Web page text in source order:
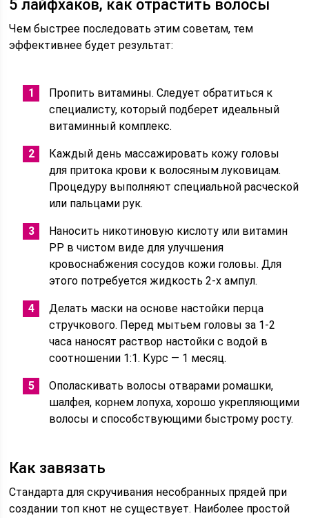
5 лайфхаков, как отрастить волосы
Чем быстрее последовать этим советам, тем
эффективнее будет результат:
Пропить витамины. Следует обратиться к
специалисту, который подберет идеальный
витаминный комплекс.
Каждый день массажировать кожу головы
для притока крови к волосяным луковицам.
Процедуру выполняют специальной расческой
или пальцами рук.
Наносить никотиновую кислоту или витамин
РР в чистом виде для улучшения
кровоснабжения сосудов кожи головы. Для
этого потребуется жидкость 2-х ампул.
Делать маски на основе настойки перца
стручкового. Перед мытьем головы за 1-2
часа наносят раствор настойки с водой в
соотношении 1:1. Курс — 1 месяц.
Ополаскивать волосы отварами ромашки,
шалфея, корнем лопуха, хорошо укрепляющими
волосы и способствующими быстрому росту.
Как завязать
Стандарта для скручивания несобранных прядей при
создании топ кнот не существует. Наиболее простой